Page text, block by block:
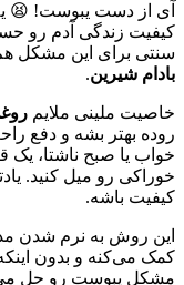
آی از دست یبوست! 😫
کیفیت زندگی آدم رو
سنتی برای این مشکل
بادام شیرین.
خاصیت ملینی ملایم
روده بهتر بشه و دفع
خواب یا صبح ناشتا،
خوراکی رو میل کنید.
کیفیت باشه.
این روش به نرم شدن
کمک می‌کنه و بدون
مشکل یبوست رو حل